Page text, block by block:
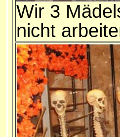
Wir 3
nicht